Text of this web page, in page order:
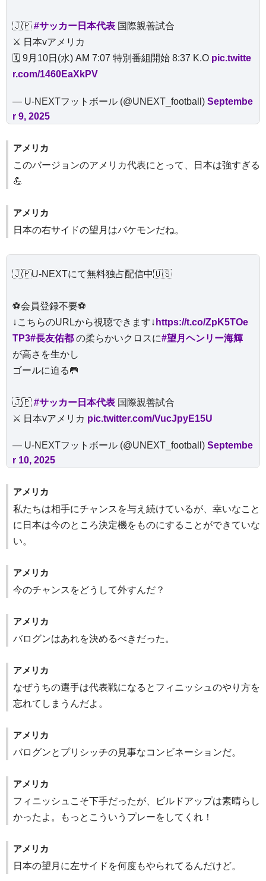
🇯🇵 #サッカー日本代表 国際親善試合
⚔️ 日本vアメリカ
🗓️ 9月10日(水) AM 7:07 特別番組開始 8:37 K.O pic.twitte
r.com/1460EaXkPV
— U-NEXTフットボール (@UNEXT_football) Septembe
r 9, 2025
アメリカ
このバージョンのアメリカ代表にとって、日本は強すぎる
💪
アメリカ
日本の右サイドの望月はバケモンだね。
🇯🇵U-NEXTにて無料独占配信中🇺🇸
⚽️会員登録不要⚽️
↓こちらのURLから視聴できます↓ https://t.co/ZpK5TOe
TP3#長友佑都 の柔らかいクロスに#望月ヘンリー海輝
が高さを生かし
ゴールに迫る🥅
🇯🇵 #サッカー日本代表 国際親善試合
⚔️ 日本vアメリカ pic.twitter.com/VucJpyE15U
— U-NEXTフットボール (@UNEXT_football) Septembe
r 10, 2025
アメリカ
私たちは相手にチャンスを与え続けているが、幸いなこと
に日本は今のところ決定機をものにすることができていな
い。
アメリカ
今のチャンスをどうして外すんだ？
アメリカ
バログンはあれを決めるべきだった。
アメリカ
なぜうちの選手は代表戦になるとフィニッシュのやり方を
忘れてしまうんだよ。
アメリカ
バログンとプリシッチの見事なコンビネーションだ。
アメリカ
フィニッシュこそ下手だったが、ビルドアップは素晴らし
かったよ。もっとこういうプレーをしてくれ！
アメリカ
日本の望月に左サイドを何度もやられてるんだけど。